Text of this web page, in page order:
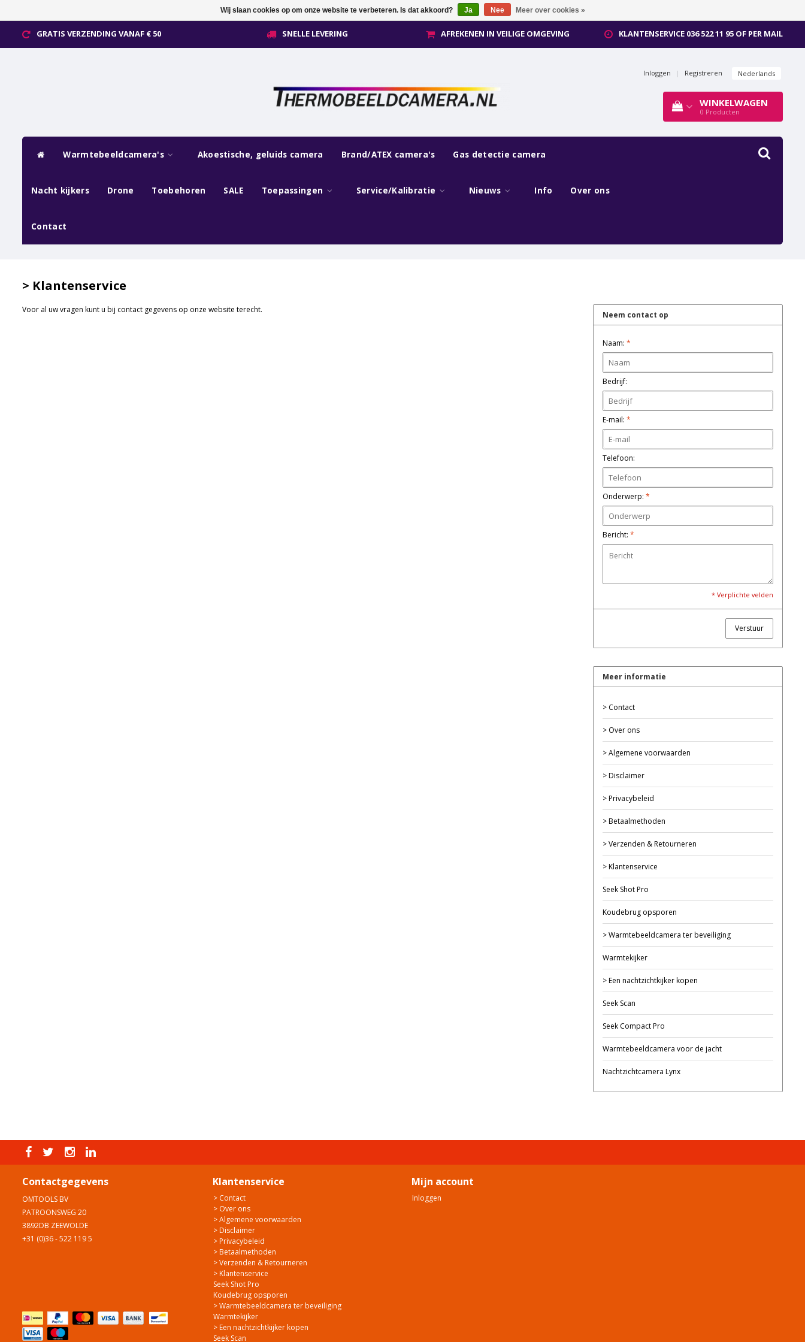
GRATIS VERZENDING VANAF € 50 SNELLE LEVERING AFREKENEN IN VEILIGE OMGEVING KLANTENSERVICE 036 522 11 95 OF PER MAIL
Inloggen | Registreren Nederlands
WINKELWAGEN
0 Producten
Warmtebeeldcamera's Akoestische, geluids camera Brand/ATEX camera's Gas detectie camera
Nacht kijkers Drone Toebehoren SALE Toepassingen Service/Kalibratie Nieuws Info Over ons
Contact
> Klantenservice
Voor al uw vragen kunt u bij contact gegevens op onze website terecht.
Neem contact op
Naam: *
Bedrijf:
E-mail: *
Telefoon:
Onderwerp: *
Bericht: *
* Verplichte velden
Verstuur
Meer informatie
> Contact
> Over ons
> Algemene voorwaarden
> Disclaimer
> Privacybeleid
> Betaalmethoden
> Verzenden & Retourneren
> Klantenservice
Seek Shot Pro
Koudebrug opsporen
> Warmtebeeldcamera ter beveiliging
Warmtekijker
> Een nachtzichtkijker kopen
Seek Scan
Seek Compact Pro
Warmtebeeldcamera voor de jacht
Nachtzichtcamera Lynx
Contactgegevens
OMTOOLS BV
PATROONSWEG 20
3892DB ZEEWOLDE
+31 (0)36 - 522 119 5
Klantenservice
> Contact
> Over ons
> Algemene voorwaarden
> Disclaimer
> Privacybeleid
> Betaalmethoden
> Verzenden & Retourneren
> Klantenservice
Seek Shot Pro
Koudebrug opsporen
> Warmtebeeldcamera ter beveiliging
Warmtekijker
> Een nachtzichtkijker kopen
Seek Scan
Mijn account
Inloggen
Wij slaan cookies op om onze website te verbeteren. Is dat akkoord? Ja Nee Meer over cookies »